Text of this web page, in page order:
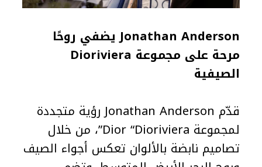
Jonathan Anderson يضفي روحًا
مرحة على مجموعة Dioriviera
الصيفية
قدّم Jonathan Anderson رؤية متجددة
لمجموعة Dior “Dioriviera”، من خلال
تصاميم نابضة بالألوان تعكس أجواء الصيف